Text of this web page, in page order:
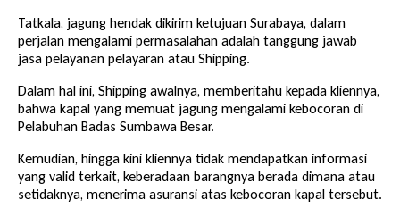
Tatkala, jagung hendak dikirim ketujuan Surabaya, dalam
perjalan mengalami permasalahan adalah tanggung jawab
jasa pelayanan pelayaran atau Shipping.
Dalam hal ini, Shipping awalnya, memberitahu kepada kliennya,
bahwa kapal yang memuat jagung mengalami kebocoran di
Pelabuhan Badas Sumbawa Besar.
Kemudian, hingga kini kliennya tidak mendapatkan informasi
yang valid terkait, keberadaan barangnya berada dimana atau
setidaknya, menerima asuransi atas kebocoran kapal tersebut.